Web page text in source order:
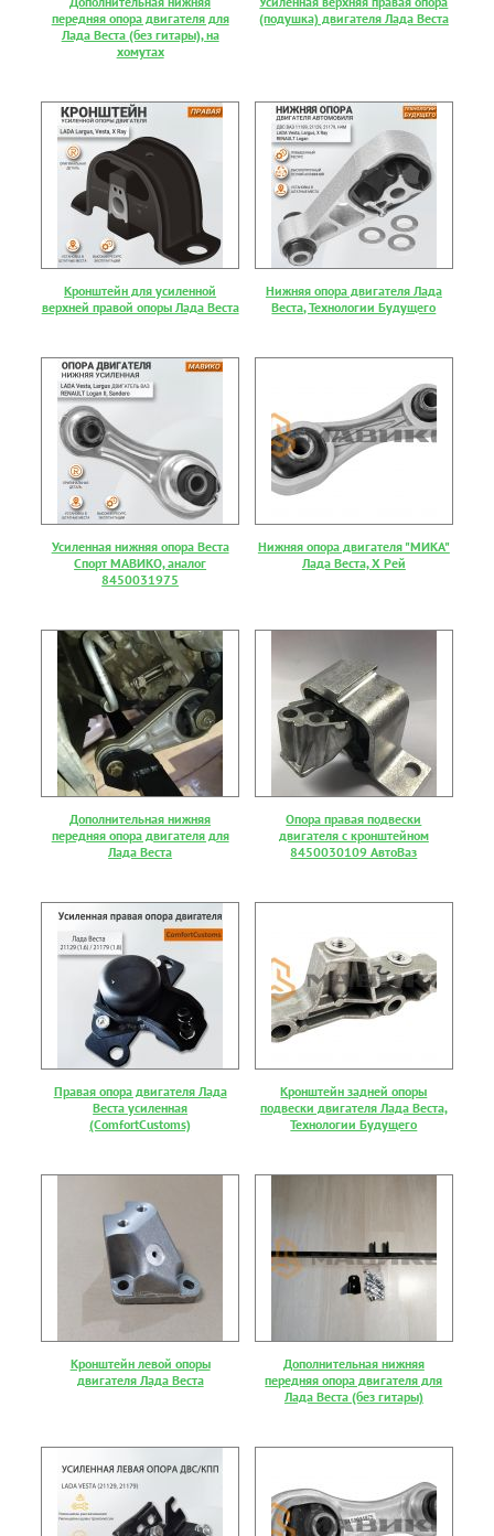
передняя опора двигателя для
Лада Веста (без гитары), на
хомутах
(подушка) двигателя Лада Веста
Кронштейн для усиленной
верхней правой опоры Лада Веста
Нижняя опора двигателя Лада
Веста, Технологии Будущего
Усиленная нижняя опора Веста
Спорт МАВИКО, аналог
8450031975
Нижняя опора двигателя "МИКА"
Лада Веста, Х Рей
Дополнительная нижняя
передняя опора двигателя для
Лада Веста
Опора правая подвески
двигателя с кронштейном
8450030109 АвтоВаз
Правая опора двигателя Лада
Веста усиленная
(ComfortCustoms)
Кронштейн задней опоры
подвески двигателя Лада Веста,
Технологии Будущего
Кронштейн левой опоры
двигателя Лада Веста
Дополнительная нижняя
передняя опора двигателя для
Лада Веста (без гитары)